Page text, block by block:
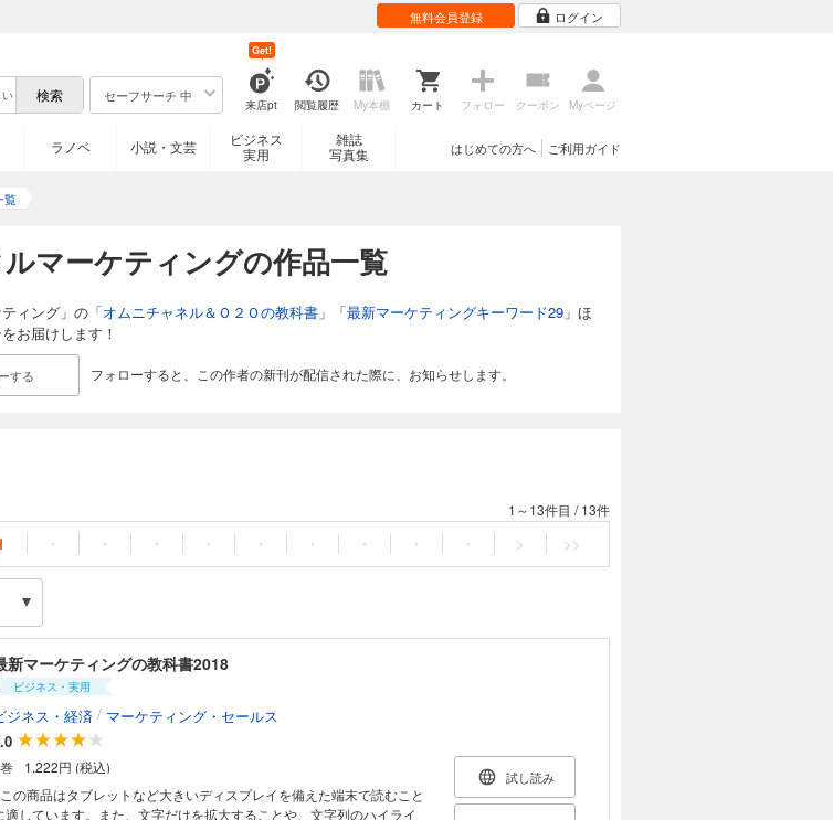
無料会員登録 ログイン
セーフサーチ 中
来店pt
Get!
閲覧履歴 My本棚 カート フォロー クーポン Myページ
ラノベ 小説・文芸
ビジネス
実用
雑誌
写真集
ご利用ガイド
はじめての方へ
覧
マーケティングの作品一覧
ィング」の「オムニチャネル＆Ｏ２Ｏの教科書 」「最新マーケティングキーワード29 」ほ
お届けします！
する フォローすると、この作者の新刊が配信された際に、お知らせします。
1～13件目 /13件
・ ・ ・ ・ ・ ・ ・ ・ ・ > >>
新マーケティングの教科書2018
ビジネス・実用
ジネス・経済 / マーケティング・セールス
1,222円 (税込)
の商品はタブレットなど大きいディスプレイを備えた端末で読むこと
適しています。また、文字だけを拡大することや、文字列のハイライ
試し読み